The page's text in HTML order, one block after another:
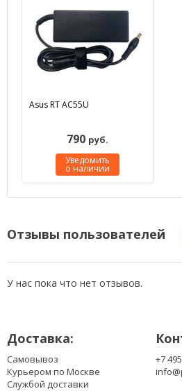
Asus RT AC55U
790 руб.
Уведомить
о наличии
Отзывы пользователей
У нас пока что нет отзывов.
Доставка:
Самовывоз
Курьером по Москве
Службой доставки
+7